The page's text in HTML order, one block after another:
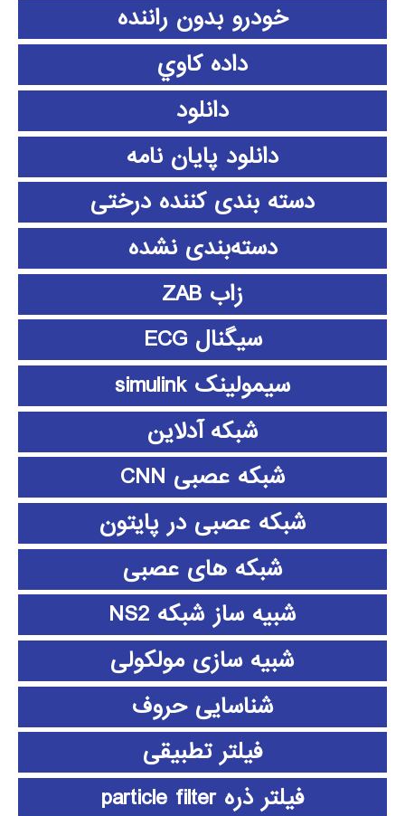
خودرو بدون راننده
داده كاوي
دانلود
دانلود پايان نامه
دسته بندی کننده درختی
دسته‌بندی نشده
زاب ZAB
سیگنال ECG
سیمولینک simulink
شبکه آدلاین
شبکه عصبی CNN
شبکه عصبی در پایتون
شبکه های عصبی
شبیه ساز شبکه NS2
شبیه سازی مولکولی
شناسایی حروف
فیلتر تطبیقی
فیلتر ذره particle filter